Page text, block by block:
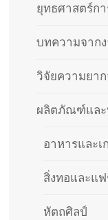
ยุทธศาสตร์ก
บทความจาก
วิจัยความยา
ผลิตภัณฑ์และ
อาหารและเ
สิ่งทอและแ
หัตถศิลป์